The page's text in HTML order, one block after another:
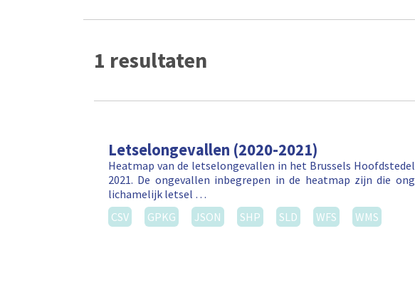
1 resultaten
Letselongevallen (2020-2021)
Heatmap van de letselongevallen in het Brussels
2021. De ongevallen inbegrepen in de heatmap zijn die
lichamelijk letsel …
CSV
GPKG JSON SHP SLD WFS WMS